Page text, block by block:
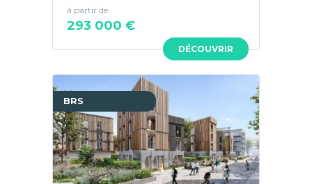
DÉCOUVRIR
à partir de
293 000 €
BRS